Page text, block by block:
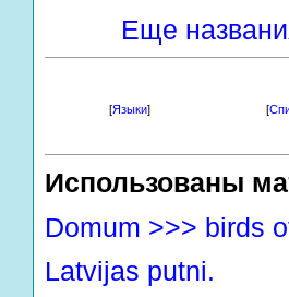
Еще
[Языки] [
Использованы
Domum >>> birds
Latvijas putni.